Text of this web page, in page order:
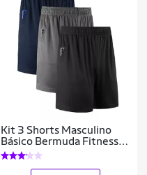
Kit 3 Shorts Masculino
Básico Bermuda Fitness
Para Treino Academia
Corrida